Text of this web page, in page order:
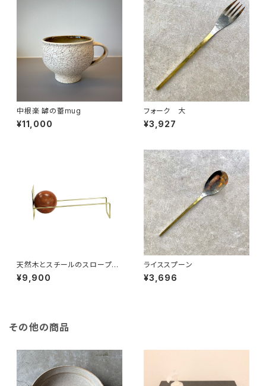
中根楽 罅の蕾mug
¥11,000
フォーク 大
¥3,927
天然木とスチールのスロープブ
ックエンド
¥9,900
ライススプーン
¥3,696
その他の商品